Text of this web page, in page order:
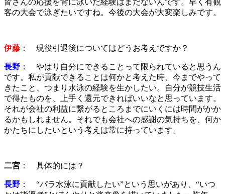
客の大会で泳ぎたいですね。今後の大会が大変楽しみです。
伊藤 ： 現役引退後についてはどうお考えですか？
長野 ： やはり自分にできることって限られていると思うん
です。私が貢献できることは何かと考えた時、今までやって
きたこと、つまり水泳の経験を生かしたい。自分が競技生活
で得たものを、上手く還元できればいいなと思っています。
それが会社の利益に繋がるところまでにいくには時間がかか
るかもしれません。それでも会社への感謝の気持ちを、何か
かたちにしたいという考えは常に持っています。
二宮 ： 具体的には？
長野 ： “パラ水泳に貢献したい”という思いがあり、“いつ